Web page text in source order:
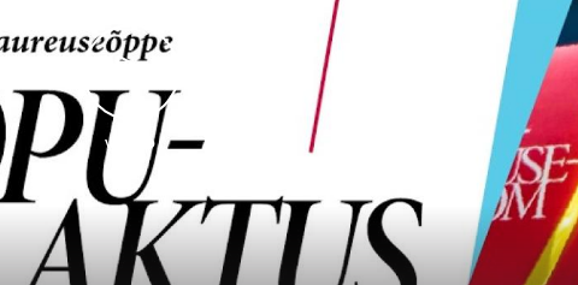
Tudengiblogi Roheline ülikool
VIDEO